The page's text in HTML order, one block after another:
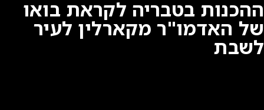
ההכנות בטבריה לקראת בואו
של האדמו"ר מקארלין לעיר
לשבת